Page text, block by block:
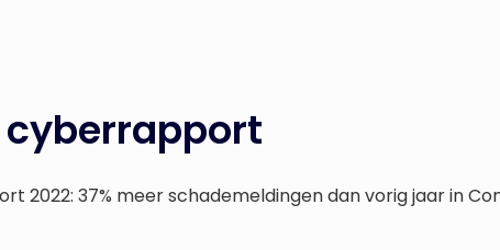
cyberrapport
2022: 37% meer schademeldingen dan vorig jaar in